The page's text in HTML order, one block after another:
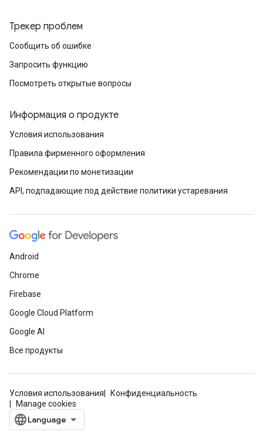
Трекер проблем
Сообщить об ошибке
Запросить функцию
Посмотреть открытые вопросы
Информация о продукте
Условия использования
Правила фирменного оформления
Рекомендации по монетизации
API, подпадающие под действие политики устаревания
Android
Chrome
Firebase
Google Cloud Platform
Google AI
Все продукты
Условия использования
Конфиденциальность
Manage cookies